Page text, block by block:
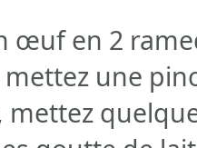
œuf en 2
une
mettez